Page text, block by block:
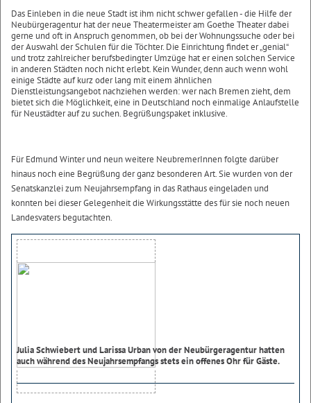
Das Einleben in die neue Stadt ist ihm nicht schwer gefallen - die Hilfe der
Neubürgeragentur hat der neue Theatermeister am Goethe Theater dabei
gerne und oft in Anspruch genommen, ob bei der Wohnungssuche oder bei
der Auswahl der Schulen für die Töchter. Die Einrichtung findet er „genial“
und trotz zahlreicher berufsbedingter Umzüge hat er einen solchen Service
in anderen Städten noch nicht erlebt. Kein Wunder, denn auch wenn wohl
einige Städte auf kurz oder lang mit einem ähnlichen
Dienstleistungsangebot nachziehen werden: wer nach Bremen zieht, dem
bietet sich die Möglichkeit, eine in Deutschland noch einmalige Anlaufstelle
für Neustädter auf zu suchen. Begrüßungspaket inklusive.
Für Edmund Winter und neun weitere NeubremerInnen folgte darüber
hinaus noch eine Begrüßung der ganz besonderen Art. Sie wurden von der
Senatskanzlei zum Neujahrsempfang in das Rathaus eingeladen und
konnten bei dieser Gelegenheit die Wirkungsstätte des für sie noch neuen
Landesvaters begutachten.
Julia Schwiebert und Larissa Urban von der Neubürgeragentur hatten
auch während des Neujahrsempfangs stets ein offenes Ohr für Gäste.